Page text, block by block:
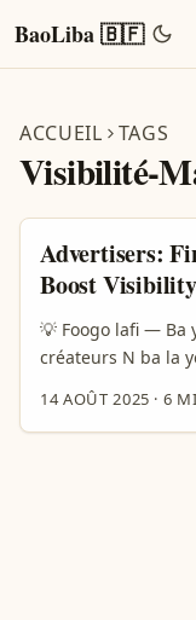
BaoLiba 🇧🇫
ACCUEIL TAGS
Visibilité-
Advertisers:
Boost Visibility
💡 Foogo lafi — Ba
créateurs N ba la
créateurs ka
Woogo, ann
annonceurs bé ka
14 AOÛT 2025 · 6